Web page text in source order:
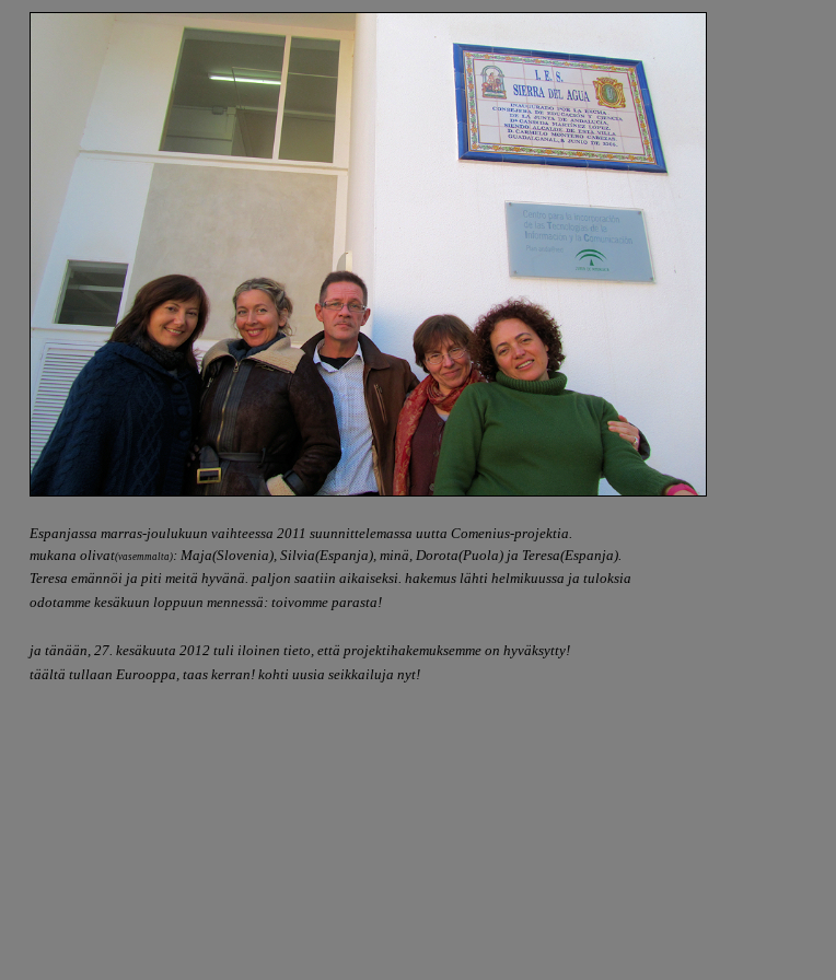
Espanjassa marras-joulukuun vaihteessa 2011 suunnittelemassa uutta Comenius-projektia.
mukana olivat(vasemmalta): Maja(Slovenia), Silvia(Espanja), minä, Dorota(Puola) ja Teresa(Espanja).
Teresa emännöi ja piti meitä hyvänä. paljon saatiin aikaiseksi. hakemus lähti helmikuussa ja tuloksia
odotamme kesäkuun loppuun mennessä: toivomme parasta!
ja tänään, 27. kesäkuuta 2012 tuli iloinen tieto, että projektihakemuksemme on hyväksytty!
täältä tullaan Eurooppa, taas kerran! kohti uusia seikkailuja nyt!